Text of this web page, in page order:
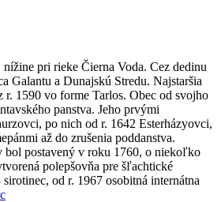
pri rieke Čierna Voda. Cez dedinu
Galantu a Dunajskú Stredu. Najstaršia
r. 1590 vo forme Tarlos. Obec od svojho
panstva. Jeho prvými
po nich od r. 1642 Esterházyovci,
až do zrušenia poddanstva.
postavený v roku 1760, o niekoľko
polepšovňa pre šľachtické
od r. 1967 osobitná internátna